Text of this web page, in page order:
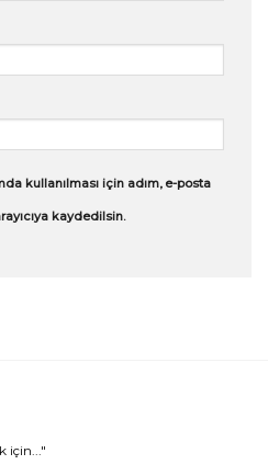
kullanılması için adım, e-posta
kaydedilsin.
için..."